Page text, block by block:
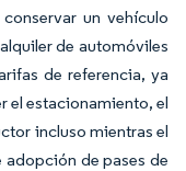
un vehículo
de automóviles
de referencia, ya
el estacionamiento, el
incluso mientras el
de pases de